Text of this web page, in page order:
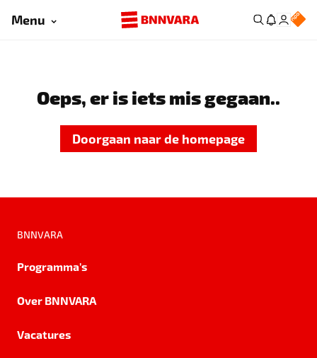
Menu
Oeps, er is iets mis gegaan..
Doorgaan naar de homepage
BNNVARA
Programma's
Over BNNVARA
Vacatures